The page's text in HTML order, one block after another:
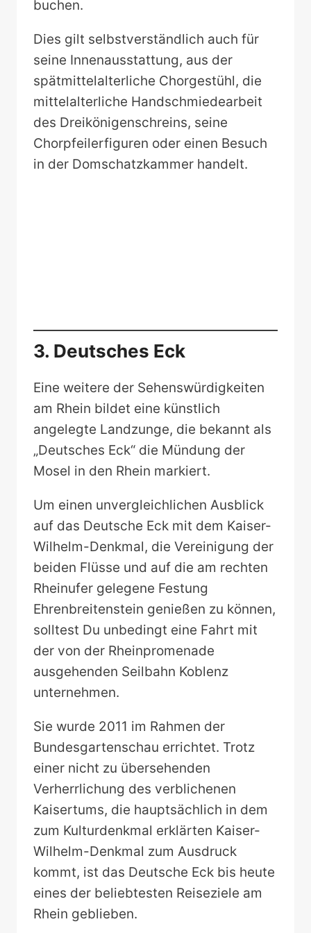
buchen.
Dies gilt selbstverständlich auch für
seine Innenausstattung, aus der
spätmittelalterliche Chorgestühl, die
mittelalterliche Handschmiedearbeit
des Dreikönigenschreins, seine
Chorpfeilerfiguren oder einen Besuch
in der Domschatzkammer handelt.
3. Deutsches Eck
Eine weitere der Sehenswürdigkeiten
am Rhein bildet eine künstlich
angelegte Landzunge, die bekannt als
„Deutsches Eck“ die Mündung der
Mosel in den Rhein markiert.
Um einen unvergleichlichen Ausblick
auf das Deutsche Eck mit dem Kaiser-
Wilhelm-Denkmal, die Vereinigung der
beiden Flüsse und auf die am rechten
Rheinufer gelegene Festung
Ehrenbreitenstein genießen zu können,
solltest Du unbedingt eine Fahrt mit
der von der Rheinpromenade
ausgehenden Seilbahn Koblenz
unternehmen.
Sie wurde 2011 im Rahmen der
Bundesgartenschau errichtet. Trotz
einer nicht zu übersehenden
Verherrlichung des verblichenen
Kaisertums, die hauptsächlich in dem
zum Kulturdenkmal erklärten Kaiser-
Wilhelm-Denkmal zum Ausdruck
kommt, ist das Deutsche Eck bis heute
eines der beliebtesten Reiseziele am
Rhein geblieben.